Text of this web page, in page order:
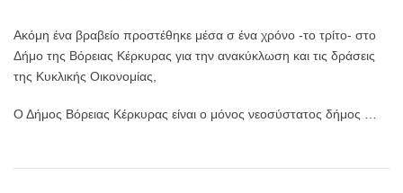
Ακόμη ένα βραβείο προστέθηκε μέσα σ ένα χρόνο -το τρίτο- στο
Δήμο της Βόρειας Κέρκυρας για την ανακύκλωση και τις δράσεις
της Κυκλικής Οικονομίας,
Ο Δήμος Βόρειας Κέρκυρας είναι ο μόνος νεοσύστατος δήμος …